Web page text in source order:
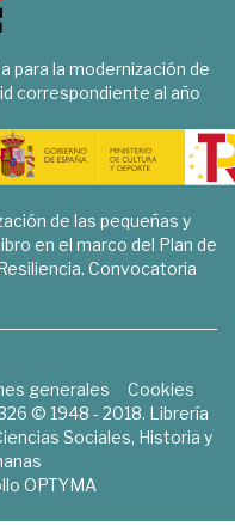
para la modernización de
correspondiente al año
de las pequeñas y
en el marco del Plan de
Convocatoria
generales
Cookies
© 1948 - 2018. Librería
Sociales, Historia y
OPTYMA